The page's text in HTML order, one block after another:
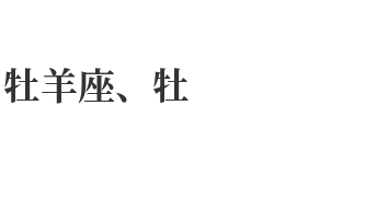
羊座、牡